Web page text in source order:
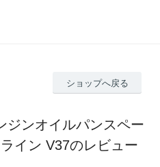
ショップへ戻る
ンオイルパンスペー
イン V37のレビュー